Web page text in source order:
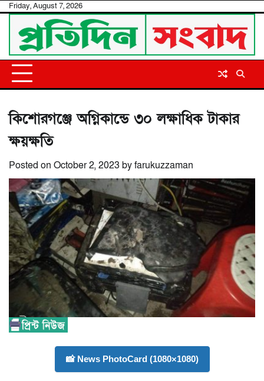
Skip
content
Friday, August 7, 2026
কিশোরগঞ্জে অগ্নিকান্ডে ৩০ লক্ষাধিক টাকার
ক্ষয়ক্ষতি
Posted on October 2, 2023 byfarukuzzaman
📸 News PhotoCard (1080×1080)